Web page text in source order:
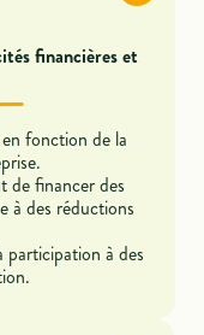
financières et
fonction de la
de financer des
à des réductions
à des